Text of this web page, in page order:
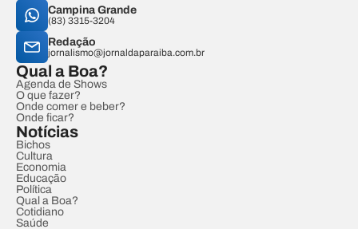
Campina Grande
(83) 3315-3204
Redação
jornalismo@jornaldaparaiba.com.br
Qual a Boa?
Agenda de Shows
O que fazer?
Onde comer e beber?
Onde ficar?
Notícias
Bichos
Cultura
Economia
Educação
Política
Qual a Boa?
Cotidiano
Saúde